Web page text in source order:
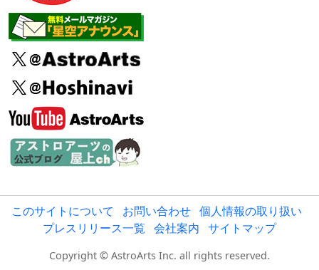
このサイトについて お問い合わせ 個人情報の取り扱い
プレスリリース一覧 会社案内 サイトマップ
Copyright © AstroArts Inc. all rights reserved.